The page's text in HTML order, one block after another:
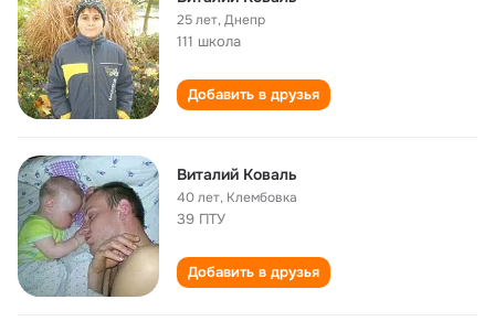
25 лет,Днепр
111 школа
Добавить в друзья
Виталий Коваль
40 лет, Клембовка
39 ПТУ
Добавить в друзья